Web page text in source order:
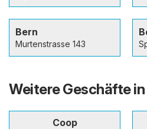
Bern
Murtenstrasse 143
Weitere Geschäfte
Coop